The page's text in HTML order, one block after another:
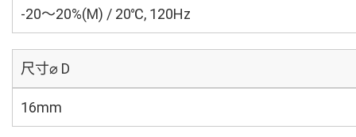
-20～20%(M) / 20℃, 120Hz
尺寸⌀ D
16mm